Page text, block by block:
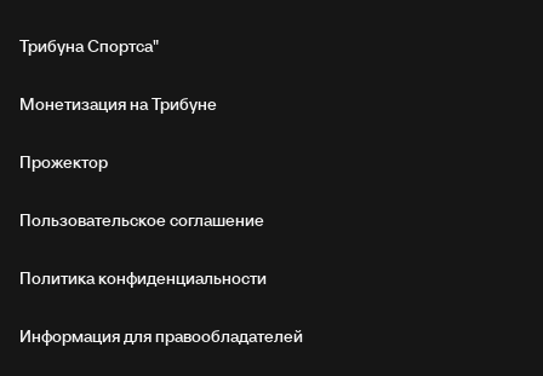
Трибуна Спортса"
Монетизация на Трибуне
Прожектор
Пользовательское соглашение
Политика конфиденциальности
Информация для правообладателей